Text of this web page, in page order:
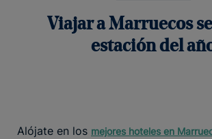
Viajar a Marruecos
estación del
Alójate en los mejores hoteles en